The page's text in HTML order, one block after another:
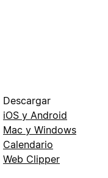
Descargar
iOS y Android
Mac y Windows
Calendario
Web Clipper